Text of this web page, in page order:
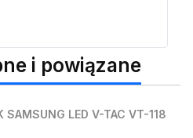
i powiązane
LED V-TAC VT-118